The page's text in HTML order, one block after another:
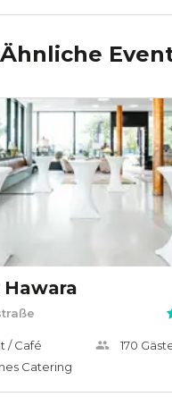
Ähnliche
/ Café
Catering
170